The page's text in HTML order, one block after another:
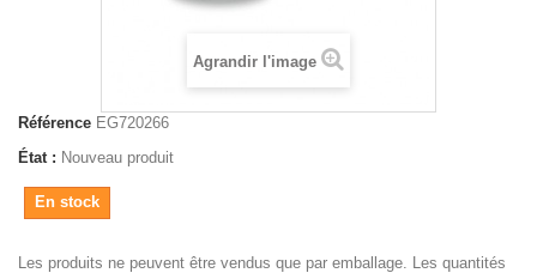
Agrandir l'image
Référence EG720266
État : Nouveau produit
En stock
Les produits ne peuvent être vendus que par emballage. Les quantités